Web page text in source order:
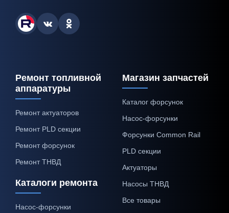
Ремонт топливной
аппаратуры
Ремонт актуаторов
Ремонт PLD секции
Ремонт форсунок
Ремонт ТНВД
Каталоги ремонта
Насос-форсунки
Магазин запчастей
Каталог форсунок
Насос-форсунки
Форсунки Common Rail
PLD секции
Актуаторы
Насосы ТНВД
Все товары